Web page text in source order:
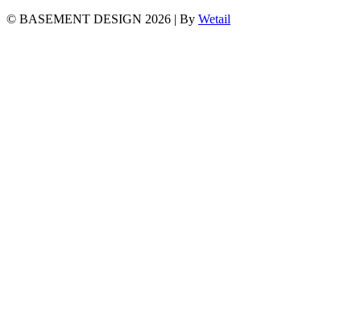
© BASEMENT DESIGN 2026 | By Wetail